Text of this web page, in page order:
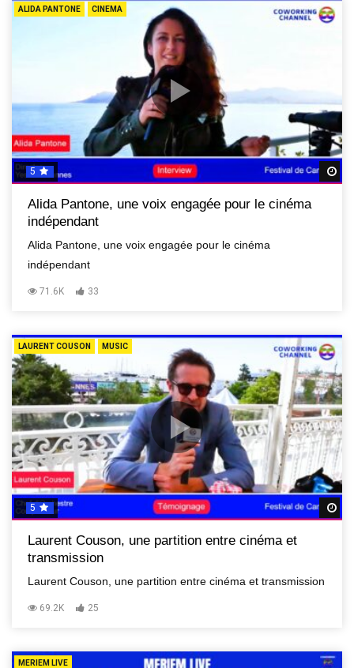
ALIDA PANTONE CINEMA
5
Alida Pantone, une voix engagée pour le cinéma
indépendant
Alida Pantone, une voix engagée pour le cinéma
indépendant
71.6K 33
LAURENT COUSON MUSIC
5
Laurent Couson, une partition entre cinéma et
transmission
Laurent Couson, une partition entre cinéma et transmission
69.2K 25
MERIEM LIVE